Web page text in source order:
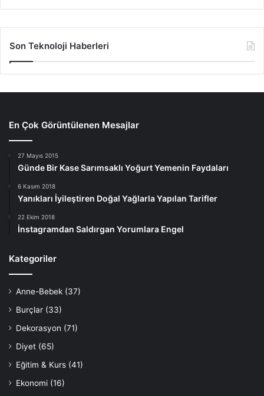
Son Teknoloji Haberleri
En Çok Görüntülenen Mesajlar
27 Mayıs 2015
Günde Bir Kase Sarımsaklı Yoğurt Yemenin Faydaları
6 Kasım 2018
Yanıkları İyileştiren Doğal Yağlarla Yapılan Tarifler
22 Ekim 2018
İnstagramdan Saldırgan Yorumlara Engel
Kategoriler
Anne-Bebek (37)
Burçlar (33)
Dekorasyon (71)
Diyet (65)
Eğitim & Kurs (41)
Ekonomi (16)